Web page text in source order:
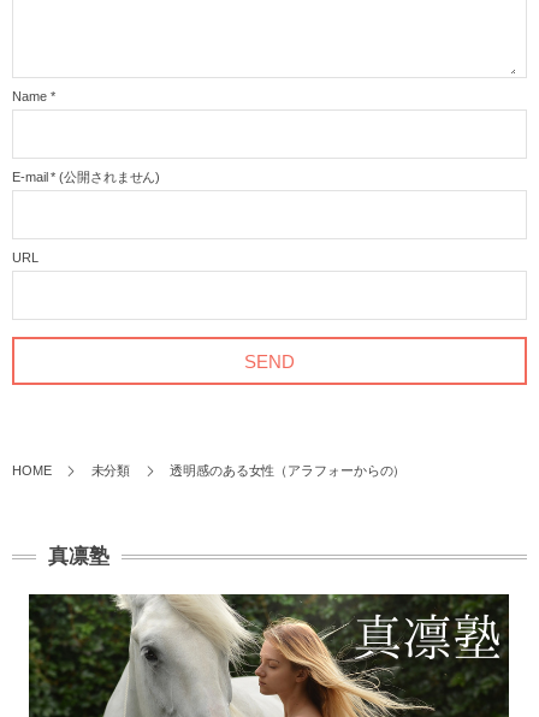
Name *
E-mail * (公開されません)
URL
HOME 未分類 透明感のある女性（アラフォーからの）
真凛塾